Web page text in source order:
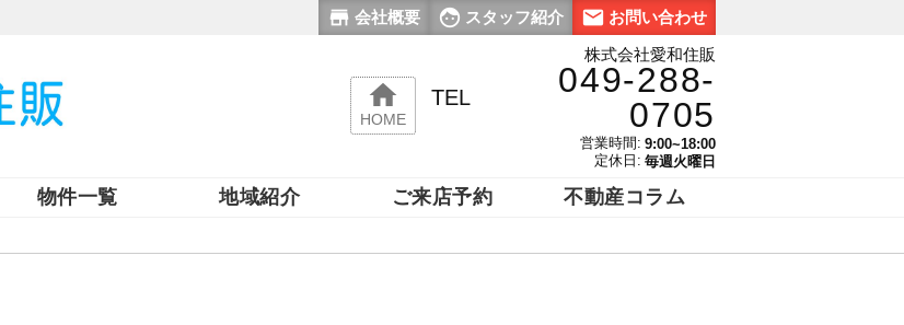
会社概要 スタッフ紹介 お問い合わせ
HOME
株式会社愛和住販
TEL
049-288-
0705
営業時間: 9:00~18:00
定休日: 毎週火曜日
物件一覧 地域紹介 ご来店予約 不動産コラム